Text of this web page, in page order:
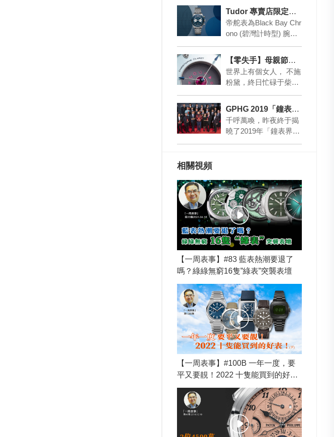
Tudor 專賣店限定版 Black Bay Chrono
帝舵表為Black Bay Chr
ono (碧灣計時型) 腕表
全球 Tud…
【零失手】母親節禮物 最強列陣
世界上有個女人， 不施
粉黛，終日忙碌于柴米
因歲月流淌而消逝， 那
位，就是您的母…
GPHG 2019「鐘表界奧斯卡」得獎名單！
千呼萬喚，昨夜終于揭
曉了2019年「鐘表界奧
相關視頻
【一周表事】#83 藍表熱潮要退了
嗎？綠綠無窮16隻”綠表”突襲表壇
【一周表事】#100B 一年一度，要
平又要靚！2022 十隻能買到的好
表！(下)